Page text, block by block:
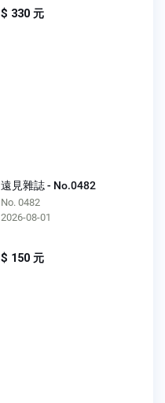
$ 330 元
遠見雜誌 - No.0482
No. 0482
2026-08-01
$ 150 元